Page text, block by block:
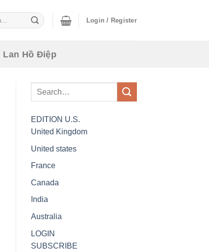
Login / Register
Lan Hồ Điệp
EDITION U.S.
United Kingdom
United states
France
Canada
India
Australia
LOGIN
SUBSCRIBE